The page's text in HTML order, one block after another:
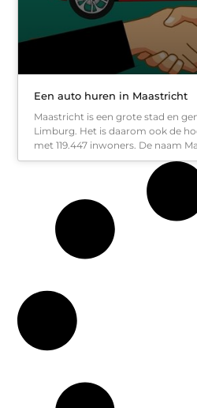
Een auto huren in Maastricht
Maastricht is een grote stad en
Limburg. Het is daarom ook de
met 119.447 inwoners. De naam